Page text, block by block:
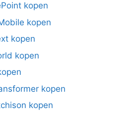
kopen
kopen
kopen
kopen
kopen
kopen